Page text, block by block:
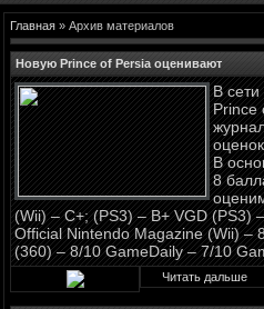
Главная » Архив материалов
Новую Prince of Persia оценивают
В
Prince
В
8
(Wii) – C+; (PS3) – B+ VGD (PS3)
Official Nintendo Magazine (Wii) –
(360) – 8/10 GameDaily – 7/10
Читать дальше